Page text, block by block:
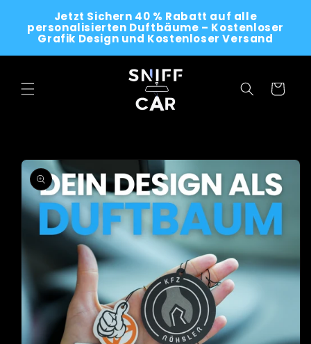
Skip to
contentJetzt Sichern 40 % Rabatt auf alle
personalisierten Duftbäume – Kostenloser
Grafik Design und Kostenloser Versand
Cart
product
information